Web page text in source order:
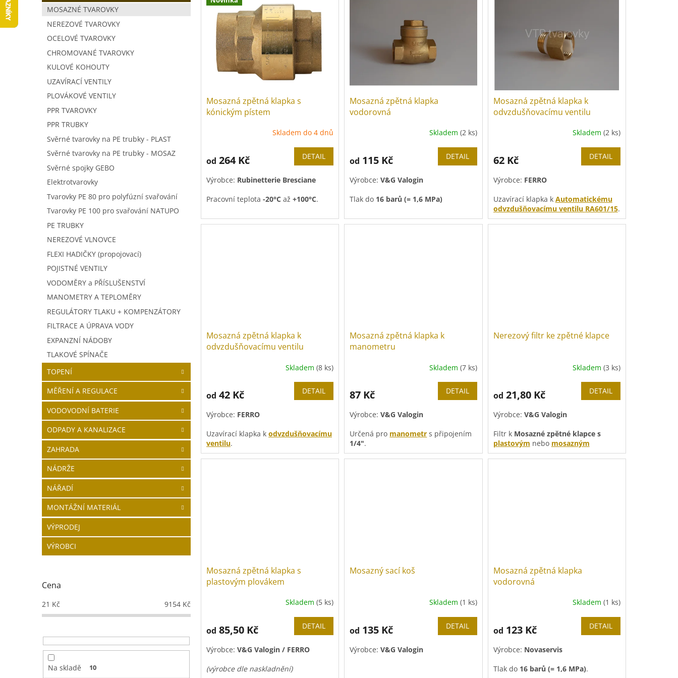
a
nMOSAZNÉ TVAROVKY
NEREZOVÉ TVAROVKY
OCELOVÉ TVAROVKY
CHROMOVANÉ TVAROVKY
KULOVÉ KOHOUTY
UZAVÍRACÍ VENTILY
PLOVÁKOVÉ VENTILY
PPR TVAROVKY
PPR TRUBKY
Svěrné tvarovky na PE trubky - PLAST
Svěrné tvarovky na PE trubky - MOSAZ
Svěrné spojky GEBO
Elektrotvarovky
Tvarovky PE 80 pro polyfúzní svařování
Tvarovky PE 100 pro svařování NATUPO
PE TRUBKY
NEREZOVÉ VLNOVCE
FLEXI HADIČKY (propojovací)
POJISTNÉ VENTILY
VODOMĚRY a PŘÍSLUŠENSTVÍ
MANOMETRY A TEPLOMĚRY
REGULÁTORY TLAKU + KOMPENZÁTORY
FILTRACE A ÚPRAVA VODY
EXPANZNÍ NÁDOBY
TLAKOVÉ SPÍNAČE
TOPENÍ
MĚŘENÍ A REGULACE
VODOVODNÍ BATERIE
ODPADY A KANALIZACE
ZAHRADA
NÁDRŽE
NÁŘADÍ
MONTÁŽNÍ MATERIÁL
VÝPRODEJ
VÝROBCI
Cena
21 Kč 9154 Kč
Na skladě 10
Mosazná zpětná klapka s
kónickým pístem
Skladem do 4 dnů
od 264 Kč DETAIL
Výrobce: Rubinetterie Bresciane
Pracovní teplota -20°C až +100°C.
Mosazná zpětná klapka
vodorovná
Skladem (2 ks)
od 115 Kč DETAIL
Výrobce:V&G Valogin
Tlak do 16 barů (= 1,6 MPa)
Mosazná zpětná klapka k
odvzdušňovacímu ventilu
Skladem (2 ks)
62 Kč DETAIL
Výrobce: FERRO
Uzavírací klapka k Automatickému
odvzdušňovacímu ventilu RA601/15.
Plastový vnitřek.
Mosazná zpětná klapka k
odvzdušňovacímu ventilu
Skladem(8 ks)
od 42 Kč DETAIL
Výrobce: FERRO
Uzavírací klapka k odvzdušňovacímu
ventilu.
Mosazná zpětná klapka k
manometru
Skladem (7 ks)
87 Kč DETAIL
Výrobce:V&G Valogin
Určená pro manometr s připojením
1/4".
Nerezový filtr ke zpětné klapce
Skladem (3 ks)
od 21,80 Kč DETAIL
Výrobce: V&G Valogin
Filtr k Mosazné zpětné klapce s
plastovým nebo mosazným
plovákem.
Mosazná zpětná klapka s
plastovým plovákem
Skladem(5 ks)
od 85,50 Kč DETAIL
Výrobce: V&G Valogin / FERRO
(výrobce dle naskladnění)
Mosazný sací koš
Skladem (1 ks)
od 135 Kč DETAIL
Výrobce:V&G Valogin
Mosazná zpětná klapka
vodorovná
Skladem (1 ks)
od 123 Kč DETAIL
Výrobce: Novaservis
Tlak do 16 barů (= 1,6 MPa).